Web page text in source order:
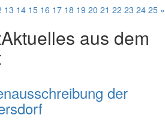
13 14 15 16 17 18 19 20 21 22 23 24 25 »
Aktuelles aus dem
der